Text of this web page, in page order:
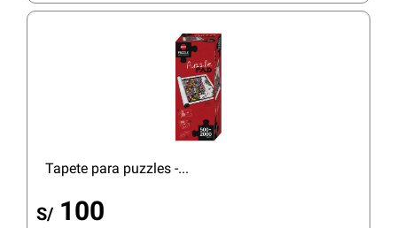
Tapete para puzzles -...
S/ 100